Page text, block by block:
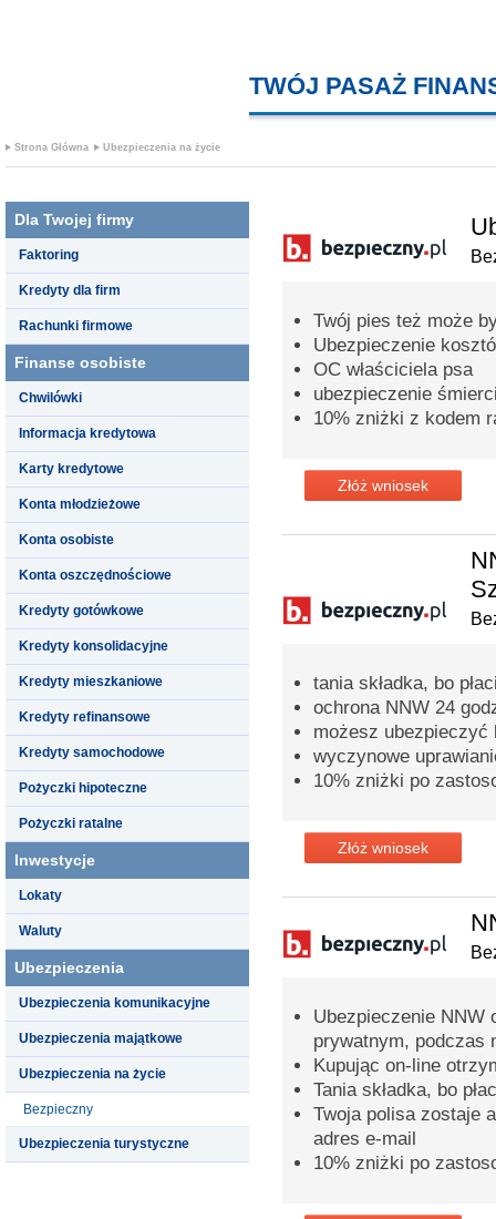
TWÓJ PASAŻ
Strona Główna Ubezpieczenia na życie
Dla Twojej firmy
Faktoring
Kredyty dla firm
Rachunki firmowe
Finanse osobiste
Chwilówki
Informacja kredytowa
Karty kredytowe
Konta młodzieżowe
Konta osobiste
Konta oszczędnościowe
Kredyty gotówkowe
Kredyty konsolidacyjne
Kredyty mieszkaniowe
Kredyty refinansowe
Kredyty samochodowe
Pożyczki hipoteczne
Pożyczki ratalne
Inwestycje
Lokaty
Waluty
Ubezpieczenia
Ubezpieczenia komunikacyjne
Ubezpieczenia majątkowe
Ubezpieczenia na życie
Bezpieczny
Ubezpieczenia turystyczne
Twój pies też może
Ubezpieczenie
OC właściciela psa
ubezpieczenie
10% zniżki z kodem
Złóż wniosek
tania składka, bo
ochrona NNW 24
możesz ubezpieczyć
wyczynowe
10% zniżki po
Złóż wniosek
Ubezpieczenie NNW
prywatnym, podczas
Kupując on-line
Tania składka, bo
Twoja polisa zostaje
adres e-mail
10% zniżki po